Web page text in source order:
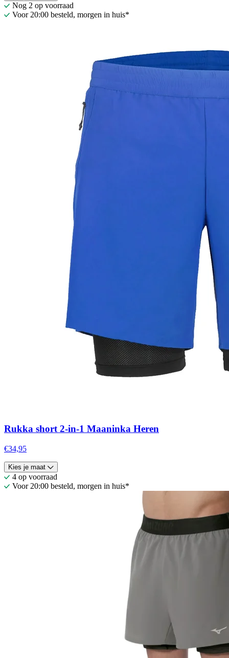
Nog 2 op voorraad
Voor 20:00 besteld, morgen in huis*
Rukka short 2-in-1 Maaninka Heren
€34,95
Kies je maat
4 op voorraad
Voor 20:00 besteld, morgen in huis*